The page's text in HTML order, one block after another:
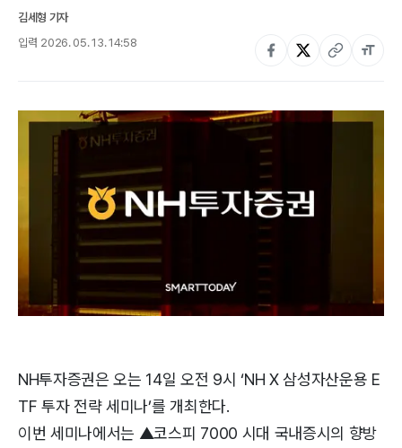
김세형 기자
입력 2026. 05. 13. 14:58
NH투자증권은 오는 14일 오전 9시 ‘NH X 삼성자산운용 E
TF 투자 전략 세미나’를 개최한다.
이번 세미나에서는 ▲코스피 7000 시대 국내증시의 향방